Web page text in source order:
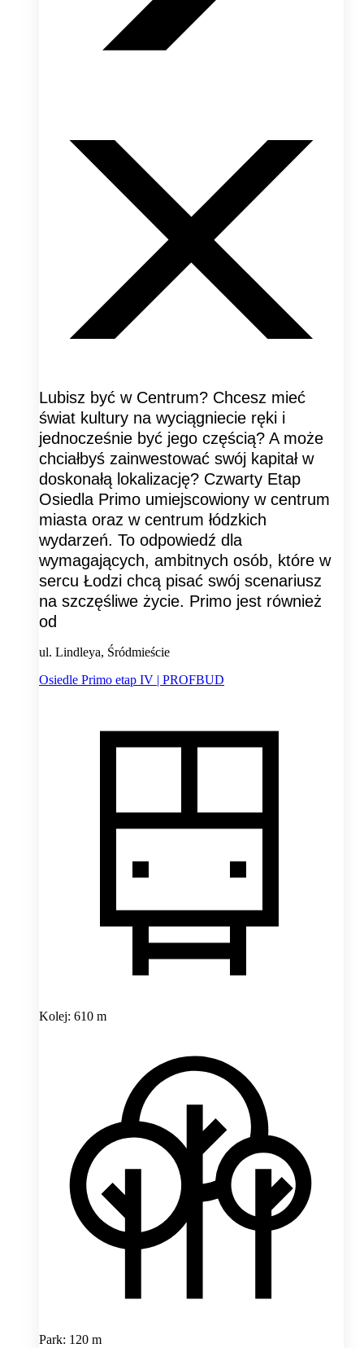
Lubisz być w Centrum? Chcesz mieć
świat kultury na wyciągniecie ręki i
jednocześnie być jego częścią? A może
chciałbyś zainwestować swój kapitał w
doskonałą lokalizację? Czwarty Etap
Osiedla Primo umiejscowiony w centrum
miasta oraz w centrum łódzkich
wydarzeń. To odpowiedź dla
wymagających, ambitnych osób, które w
sercu Łodzi chcą pisać swój scenariusz
na szczęśliwe życie. Primo jest również
od
ul. Lindleya, Śródmieście
Osiedle Primo etap IV | PROFBUD
Kolej: 610 m
Park: 120 m